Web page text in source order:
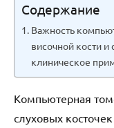
Содержание
Важность
височной кости и
клиническое
Компьютерная
слуховых